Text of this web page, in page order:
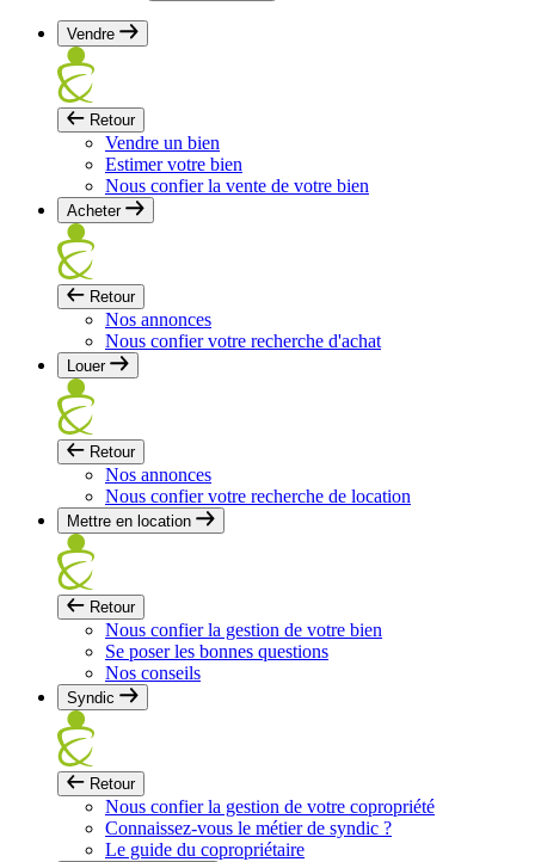
Vendre
Retour
Vendre un bien
Estimer votre bien
Nous confier la vente de votre bien
Acheter
Retour
Nos annonces
Nous confier votre recherche d'achat
Louer
Retour
Nos annonces
Nous confier votre recherche de location
Mettre en location
Retour
Nous confier la gestion de votre bien
Se poser les bonnes questions
Nos conseils
Syndic
Retour
Nous confier la gestion de votre copropriété
Connaissez-vous le métier de syndic ?
Le guide du copropriétaire